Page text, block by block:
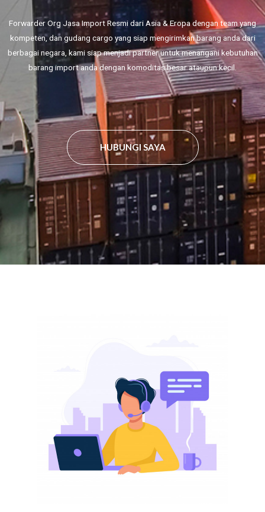
Forwarder Org Jasa Import Resmi dari Asia & Eropa dengan team yang
kompeten, dan gudang cargo yang siap mengirimkan barang anda dari
berbagai negara, kami siap menjadi partner untuk menangani kebutuhan
barang import anda dengan komoditas besar ataupun kecil.
HUBUNGI SAYA